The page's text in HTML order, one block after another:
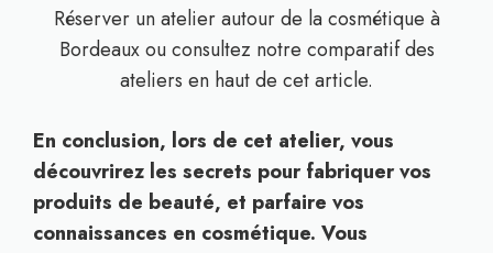
Réserver un atelier autour de la cosmétique à
Bordeaux ou consultez notre comparatif des
ateliers en haut de cet article.
En conclusion, lors de cet atelier, vous
découvrirez les secrets pour fabriquer vos
produits de beauté, et parfaire vos
connaissances en cosmétique. Vous